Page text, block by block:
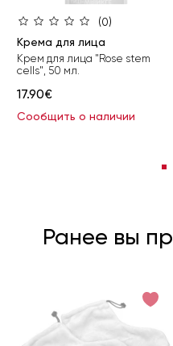
(0)
Крема для лица
Крем для лица "Rose stem
cells", 50 мл.
17.90€
Сообщить о наличии
Ранее вы